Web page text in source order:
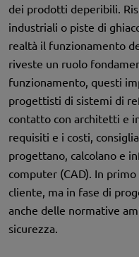
dei prodotti deperibili.
industriali o piste di
realtà il funzionamento
riveste un ruolo
funzionamento, questi
progettisti di sistemi di
contatto con architetti e
requisiti e i costi,
progettano, calcolano e
computer (CAD). In
cliente, ma in fase di
anche delle normative
sicurezza.